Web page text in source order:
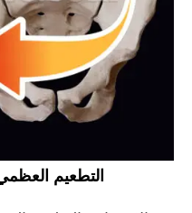
التطعيم